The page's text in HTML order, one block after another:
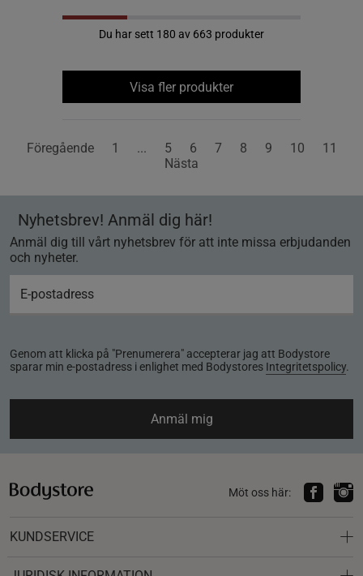
Du har sett 180 av 663 produkter
Visa fler produkter
Föregående 1 ... 5 6 7 8 9 10
11
Nästa
Nyhetsbrev! Anmäl dig här!
Anmäl dig till vårt nyhetsbrev för att inte missa erbjudanden
och nyheter.
Genom att klicka på "Prenumerera" accepterar jag att Bodystore
sparar min e-postadress i enlighet med Bodystores Integritetspolicy.
Anmäl mig
Möt oss här:
KUNDSERVICE